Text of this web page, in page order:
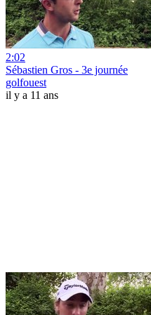
2:02
Sébastien Gros - 3e journée
golfouest
il y a 11 ans